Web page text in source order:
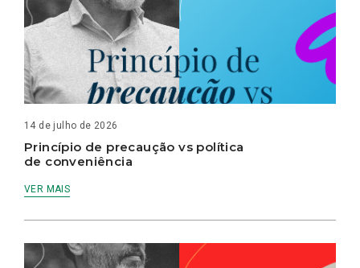
14 de julho de 2026
Princípio de precaução vs política
de conveniência
VER MAIS